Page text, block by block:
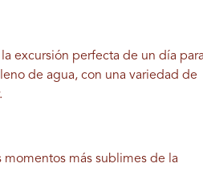
excursión perfecta de un día para
de agua, con una variedad de
momentos más sublimes de la